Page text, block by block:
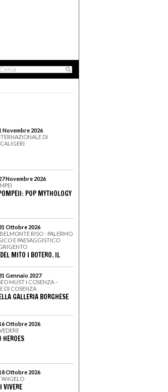
Novembre 2026
DI
Novembre 2026
POP MYTHOLOGY
Ottobre 2026
RISO - PALERMO
E PAESAGGISTICO
MITO I BOTERO. IL
Gennaio 2027
MUST I COSENZA –
DI COSENZA
GALLERIA BORGHESE
Ottobre 2026
Ottobre 2026
VIVERE